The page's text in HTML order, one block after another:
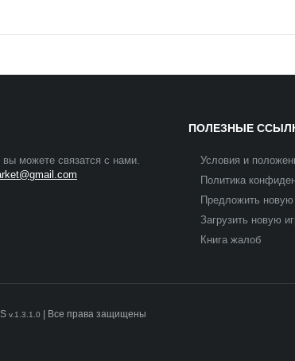
вы можете связатся с нами.
ПОЛЕЗНЫЕ
Условия и
Политика
Предложить новую
Загрузить новую
Книга жалоб
v.1.3.1.0 | Все права защищены